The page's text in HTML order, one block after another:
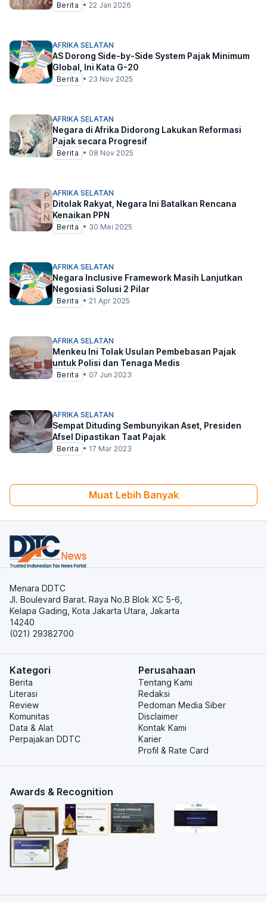
Berita • 22 Jan 2026
AFRIKA SELATAN
AS Dorong Side-by-Side System Pajak Minimum
Global, Ini Kata G-20
Berita • 23 Nov 2025
AFRIKA SELATAN
Negara di Afrika Didorong Lakukan Reformasi
Pajak secara Progresif
Berita • 08 Nov 2025
AFRIKA SELATAN
Ditolak Rakyat, Negara Ini Batalkan Rencana
Kenaikan PPN
Berita • 30 Mei 2025
AFRIKA SELATAN
Negara Inclusive Framework Masih Lanjutkan
Negosiasi Solusi 2 Pilar
Berita • 21 Apr 2025
AFRIKA SELATAN
Menkeu Ini Tolak Usulan Pembebasan Pajak
untuk Polisi dan Tenaga Medis
Berita • 07 Jun 2023
AFRIKA SELATAN
Sempat Dituding Sembunyikan Aset, Presiden
Afsel Dipastikan Taat Pajak
Berita • 17 Mar 2023
Muat Lebih Banyak
Menara DDTC
Jl. Boulevard Barat. Raya No.B Blok XC 5-6,
Kelapa Gading, Kota Jakarta Utara, Jakarta
14240
(021) 29382700
Kategori
Berita
Literasi
Review
Komunitas
Data & Alat
Perpajakan DDTC
Perusahaan
Tentang Kami
Redaksi
Pedoman Media Siber
Disclaimer
Kontak Kami
Karier
Profil & Rate Card
Awards & Recognition